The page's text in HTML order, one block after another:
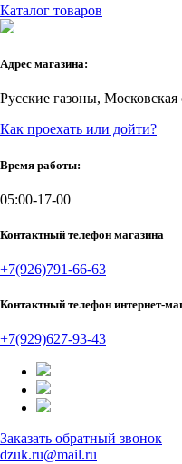
Каталог товаров
Адрес магазина:
Русские газоны, Московская
Как проехать или дойти?
Время работы:
05:00-17-00
Контактный телефон магазина
+7(926)791-66-63
Контактный телефон интернет-
+7(929)627-93-43
Заказать обратный звонок
dzuk.ru@mail.ru